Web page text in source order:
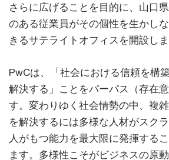
さらに広げることを目的に、山口
のある従業員がその個性を生かし
きるサテライトオフィスを開設しま
PwCは、「社会における信頼を構
解決する」ことをパーパス（存在
す。変わりゆく社会情勢の中、複
を解決するには多様な人材がスク
人がもつ能力を最大限に発揮する
ます。多様性こそがビジネスの原